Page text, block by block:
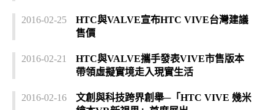
2016-02-25
HTC與VALVE宣布HTC VIVE台灣建議
售價
2016-02-21
HTC與VALVE攜手發表VIVE市售版本
帶領虛擬實境走入現實生活
2016-02-16
文創與科技跨界創舉─「HTC VIVE 幾米